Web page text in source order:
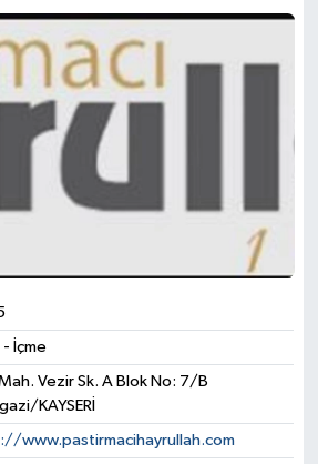
- İçme
Vezir Sk. A Blok No: 7/B
KAYSERİ
www.pastirmacihayrullah.com